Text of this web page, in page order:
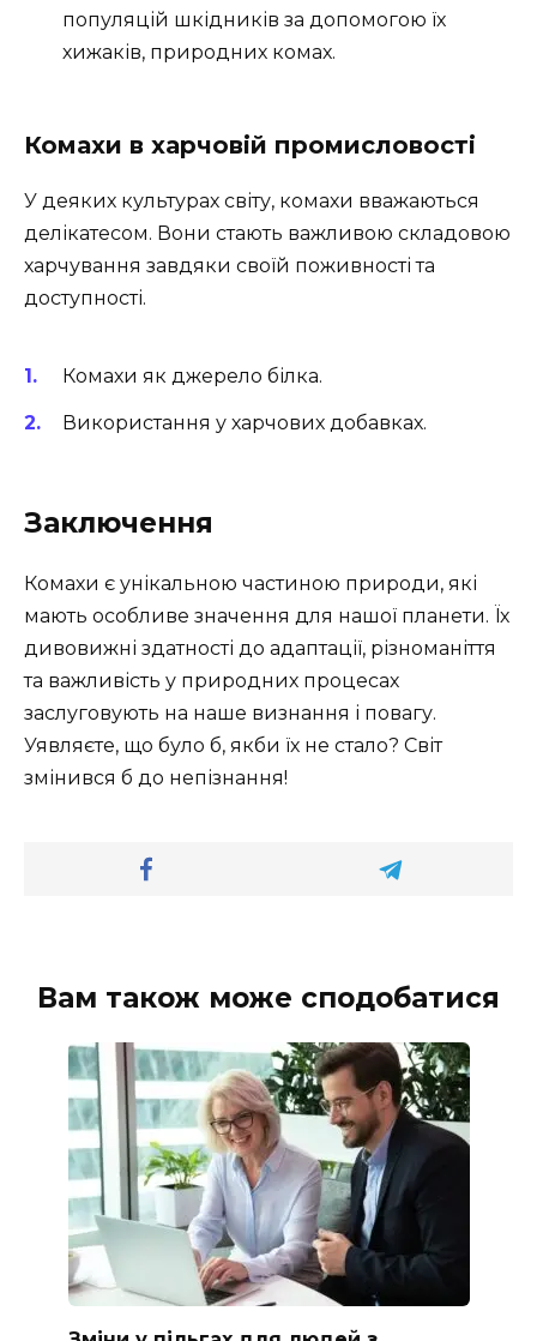
популяцій шкідників за допомогою їх
хижаків, природних комах.
Комахи в харчовій промисловості
У деяких культурах світу, комахи вважаються
делікатесом. Вони стають важливою складовою
харчування завдяки своїй поживності та
доступності.
Комахи як джерело білка.
Використання у харчових добавках.
Заключення
Комахи є унікальною частиною природи, які
мають особливе значення для нашої планети. Їх
дивовижні здатності до адаптації, різноманіття
та важливість у природних процесах
заслуговують на наше визнання і повагу.
Уявляєте, що було б, якби їх не стало? Світ
змінився б до непізнання!
Вам також може сподобатися